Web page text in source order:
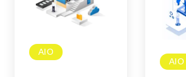
AIO
AIO